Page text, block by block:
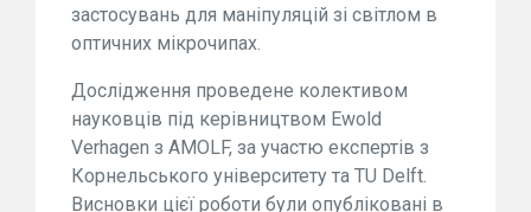
застосувань для маніпуляцій зі світлом в
оптичних мікрочипах.
Дослідження проведене колективом
науковців під керівництвом Ewold
Verhagen з AMOLF, за участю експертів з
Корнельського університету та TU Delft.
Висновки цієї роботи були опубліковані в